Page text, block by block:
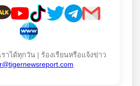
าได้ทุกวัน | ร้องเรียนหรือแจ้งข่าว